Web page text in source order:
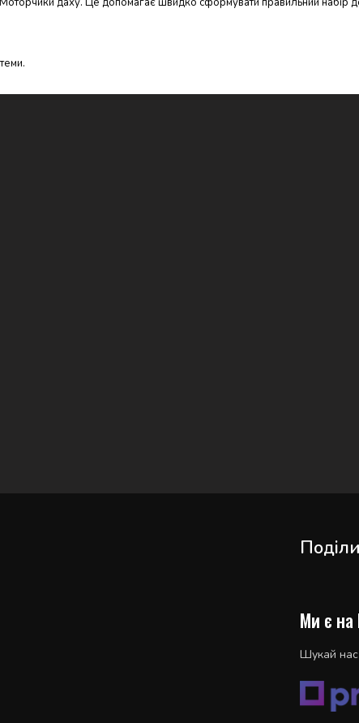
Ми є на
Шукай нас